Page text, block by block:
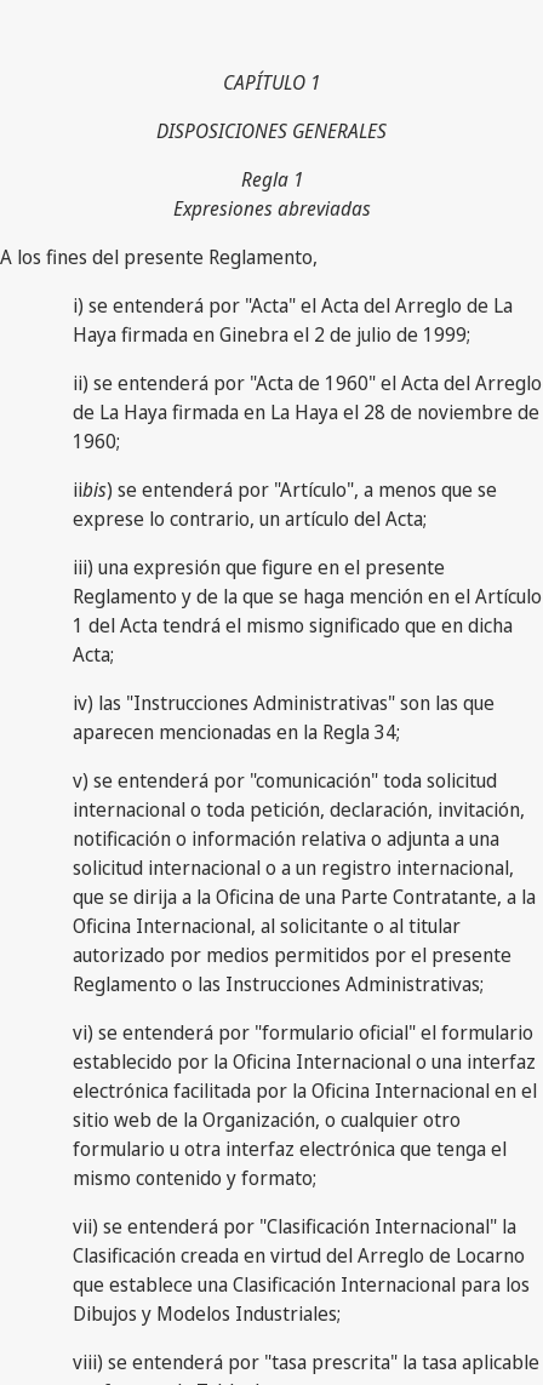
CAPÍTULO 1
DISPOSICIONES GENERALES
Regla 1
Expresiones abreviadas
A los fines del presente Reglamento,
i) se entenderá por "Acta" el Acta del Arreglo de La
Haya firmada en Ginebra el 2 de julio de 1999;
ii) se entenderá por "Acta de 1960" el Acta del Arreglo
de La Haya firmada en La Haya el 28 de noviembre de
1960;
iibis) se entenderá por "Artículo", a menos que se
exprese lo contrario, un artículo del Acta;
iii) una expresión que figure en el presente
Reglamento y de la que se haga mención en el Artículo
1 del Acta tendrá el mismo significado que en dicha
Acta;
iv) las "Instrucciones Administrativas" son las que
aparecen mencionadas en la Regla 34;
v) se entenderá por "comunicación" toda solicitud
internacional o toda petición, declaración, invitación,
notificación o información relativa o adjunta a una
solicitud internacional o a un registro internacional,
que se dirija a la Oficina de una Parte Contratante, a la
Oficina Internacional, al solicitante o al titular
autorizado por medios permitidos por el presente
Reglamento o las Instrucciones Administrativas;
vi) se entenderá por "formulario oficial" el formulario
establecido por la Oficina Internacional o una interfaz
electrónica facilitada por la Oficina Internacional en el
sitio web de la Organización, o cualquier otro
formulario u otra interfaz electrónica que tenga el
mismo contenido y formato;
vii) se entenderá por "Clasificación Internacional" la
Clasificación creada en virtud del Arreglo de Locarno
que establece una Clasificación Internacional para los
Dibujos y Modelos Industriales;
viii) se entenderá por "tasa prescrita" la tasa aplicable